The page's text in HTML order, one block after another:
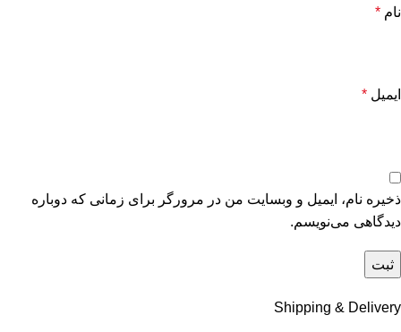
نام *
ایمیل *
ذخیره نام، ایمیل و وبسایت من در مرورگر برای زمانی که دوباره
دیدگاهی می‌نویسم.
Shipping & Delivery